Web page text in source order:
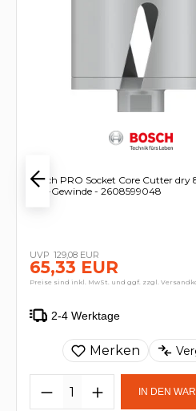
Bosch PRO Socket Core Cutter dry
M16-Gewinde - 2608599048
129,08 EUR
65,33 EUR
Preise sind inkl. MwSt. und ggf. zzgl.
2-4 Werktage
Merken
IN DEN